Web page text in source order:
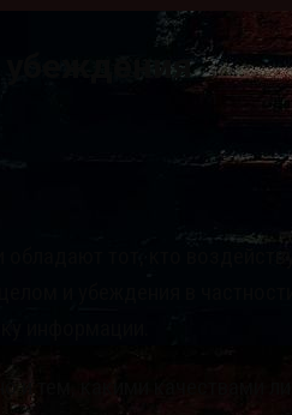
тот, кто
и убеждения в
тем, какими качествами